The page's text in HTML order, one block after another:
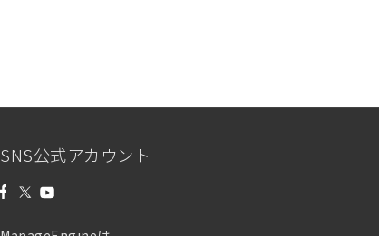
SNS公式アカウント